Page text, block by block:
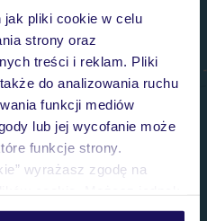
pliki cookie w celu
strony oraz
treści i reklam. Pliki
do analizowania ruchu
funkcji mediów
lub jej wycofanie może
funkcje strony.
wyrażasz zgodę na
w zakładkę